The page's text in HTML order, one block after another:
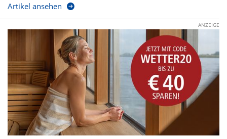
Artikel ansehen
ANZEIGE